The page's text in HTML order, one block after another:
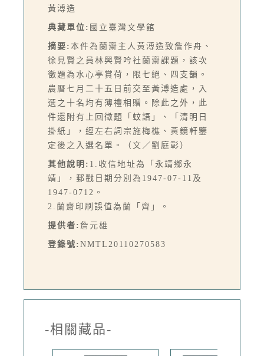
黃溥造
典藏單位: 國立臺灣文學館
摘要: 本件為蘭齋主人黃溥造致詹作舟、
徐見賢之員林興賢吟社蘭齋課題，該次
徵題為水心亭賞荷，限七絕、四支韻。
農曆七月二十五日前交至黃溥造處，入
選之十名均有薄禮相贈。除此之外，此
件還附有上回徵題「蚊語」、「清明日
掛紙」，經左右詞宗施梅樵、黃鏡軒鑒
定後之入選名單。（文／劉庭彰）
其他說明: 1.收信地址為「永靖鄉永
靖」，郵戳日期分別為1947-07-11及
1947-0712。
2.蘭齋印刷誤值為蘭「齊」。
提供者: 詹元雄
登錄號: NMTL20110270583
-相關藏品-